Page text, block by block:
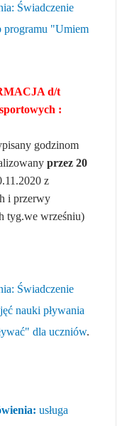
Świadczenie
programu "Umiem
d/t
:
godzinom
przez 20
z
i przerwy
tyg.we wrześniu)
Świadczenie
nauki pływania
dla uczniów.
usługa